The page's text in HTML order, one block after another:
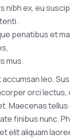
nibh ex, eu
penatibus et
mus.
leo.
orci
Maecenas
finibus nunc.
elit aliquam